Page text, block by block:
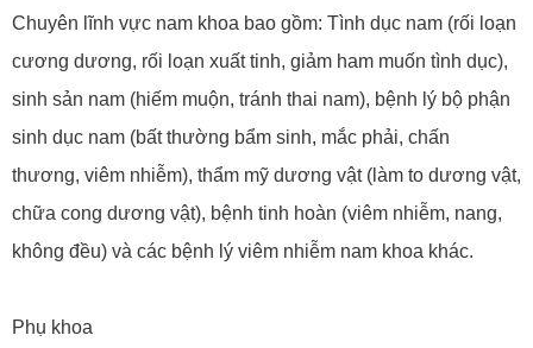
Chuyên lĩnh vực nam khoa bao gồm: Tình dục nam (rối loạn
cương dương, rối loạn xuất tinh, giảm ham muốn tình dục),
sinh sản nam (hiếm muộn, tránh thai nam), bệnh lý bộ phận
sinh dục nam (bất thường bẩm sinh, mắc phải, chấn
thương, viêm nhiễm), thẩm mỹ dương vật (làm to dương vật,
chữa cong dương vật), bệnh tinh hoàn (viêm nhiễm, nang,
không đều) và các bệnh lý viêm nhiễm nam khoa khác.
Phụ khoa